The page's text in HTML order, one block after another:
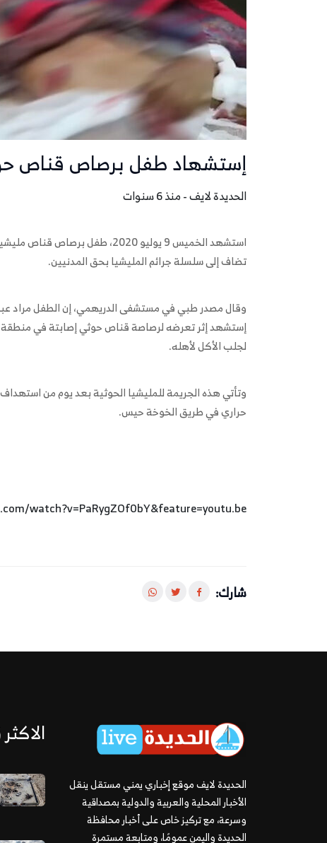
إستشهاد طفل برصاص قناص
الحديدة لايف - منذ 6 سنوات
استشهد الخميس 9 يوليو 2020،
تضاف إلى سلسلة جرائم المليشيا بحق المدنيين.
إستشهد إثر تعرضه لرصاصة قناص حوثي إصابتة في
لجلب الأكل لأهله.
وتأتي هذه الجريمة للمليشيا الحوثية بعد يوم من
حراري في طريق الخوخة حيس.
watch?v=PaRygZOf0bY&feature=youtu.be
شارك:
الحديدة لايف موقع إخباري يمني مستقل ينقل
الأخبار المحلية والعربية والدولية بمصداقية
وسرعة، مع تركيز خاص على أخبار محافظة
الحديدة واليمن عمومًا، ومتابعة مستمرة